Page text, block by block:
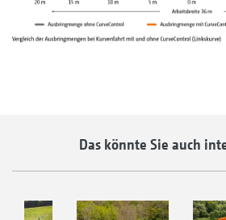
Das könnte Sie auch